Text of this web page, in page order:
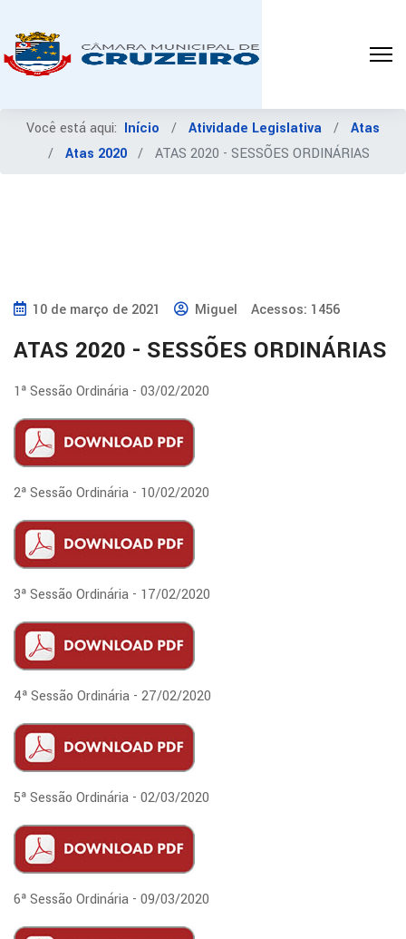
Você está aqui: Início Atividade Legislativa
Atas
Atas 2020
ATAS 2020 - SESSÕES ORDINÁRIAS
10 de março de 2021 Miguel Acessos: 1456
ATAS 2020 - SESSÕES ORDINÁRIAS
1ª Sessão Ordinária - 03/02/2020
2ª Sessão Ordinária - 10/02/2020
3ª Sessão Ordinária - 17/02/2020
4ª Sessão Ordinária - 27/02/2020
5ª Sessão Ordinária - 02/03/2020
6ª Sessão Ordinária - 09/03/2020